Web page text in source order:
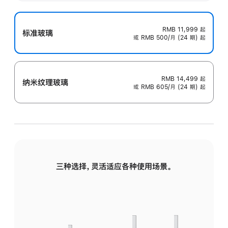
标准玻璃 RMB 11,999 起
或 RMB 500/月 (24 期) 起
纳米纹理玻璃 RMB 14,499 起
或 RMB 605/月 (24 期) 起
三种选择，灵活适应各种使用场景。